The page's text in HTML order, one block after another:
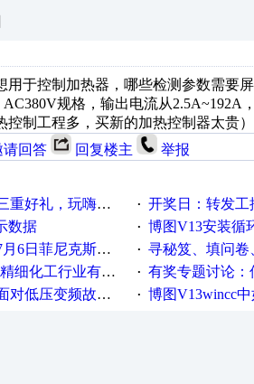
用于控制加热器，哪些检测参数需要
规格，输出电流从
制工程多，买新的加热控制器太贵）
请回答 回复楼主 举报
好礼，玩嗨夏日！ · 开奖日：转发工控速派
数据 · 博图V13安装循环重启
克斯在线研讨会即得 · 寻秘笈、填问卷
行业有奖调查来袭！ · 有奖专题讨论：伺服选择
障，老手是这样解决的！ · 博图V13wincc中如何